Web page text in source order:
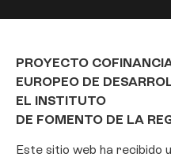
PROYECTO
EUROPEO DE
EL INSTITUTO
DE FOMENTO DE LA
Este sitio web ha recibido